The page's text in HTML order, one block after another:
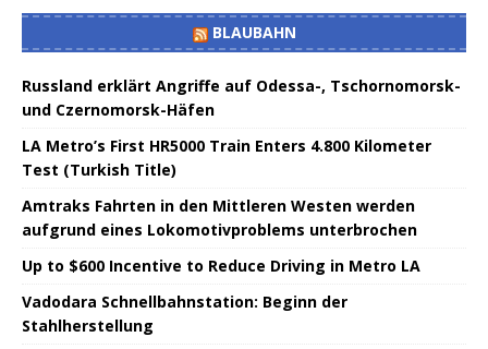
BLAUBAHN
Russland erklärt Angriffe auf Odessa-, Tschornomorsk-
und Czernomorsk-Häfen
LA Metro’s First HR5000 Train Enters 4.800 Kilometer
Test (Turkish Title)
Amtraks Fahrten in den Mittleren Westen werden
aufgrund eines Lokomotivproblems unterbrochen
Up to $600 Incentive to Reduce Driving in Metro LA
Vadodara Schnellbahnstation: Beginn der
Stahlherstellung